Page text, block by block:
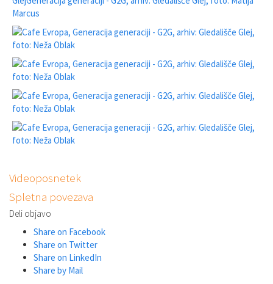
Videoposnetek
Spletna povezava
Deli objavo
Share on Facebook
Share on Twitter
Share on LinkedIn
Share by Mail